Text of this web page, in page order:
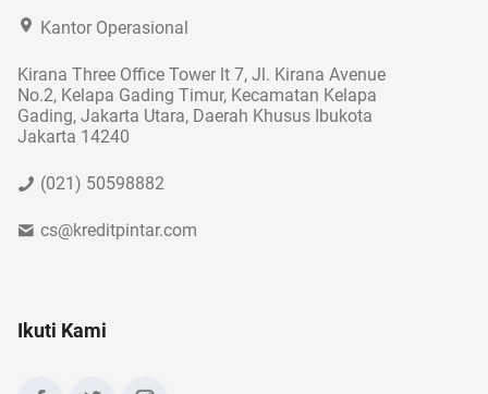
Kantor Operasional
Kirana Three Office Tower lt 7, Jl. Kirana Avenue
No.2, Kelapa Gading Timur, Kecamatan Kelapa
Gading, Jakarta Utara, Daerah Khusus Ibukota
Jakarta 14240
(021) 50598882
cs@kreditpintar.com
Ikuti Kami